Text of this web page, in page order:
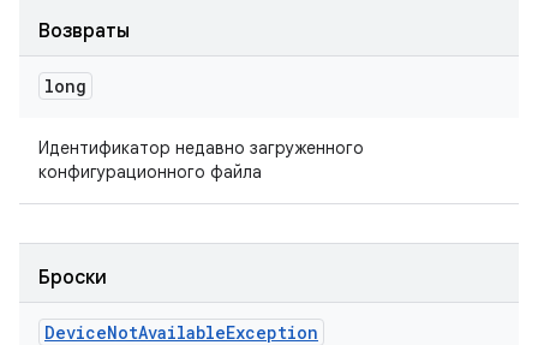
Возвраты
long
Идентификатор недавно загруженного
конфигурационного файла
Броски
DeviceNotAvailableException